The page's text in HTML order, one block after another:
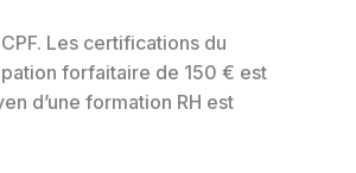
Les certifications du
forfaitaire de 150 € est
d’une formation RH est